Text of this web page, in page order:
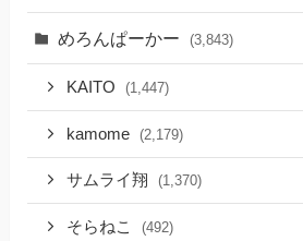
めろんぱーかー (3,843)
KAITO (1,447)
kamome (2,179)
サムライ翔 (1,370)
そらねこ (492)